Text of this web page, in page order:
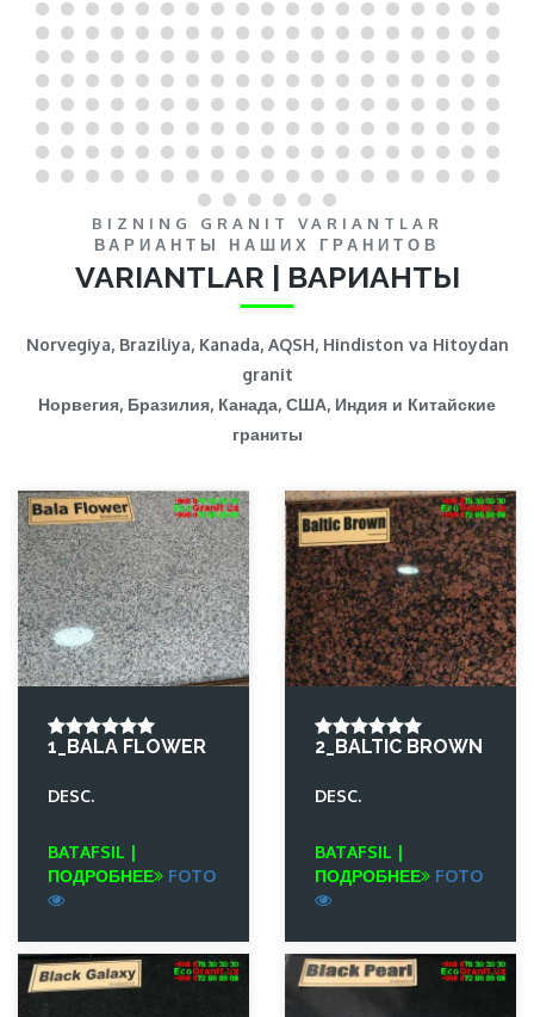
BIZNING GRANIT VARIANTLAR
ВАРИАНТЫ НАШИХ ГРАНИТОВ
VARIANTLAR | ВАРИАНТЫ
Norvegiya, Braziliya, Kanada, AQSH, Hindiston va Hitoydan
granit
Норвегия, Бразилия, Канада, США, Индия и Китайские
граниты
1_BALA FLOWER
DESC.
BATAFSIL |
ПОДРОБНЕЕ
FOTO
2_BALTIC BROWN
DESC.
BATAFSIL |
ПОДРОБНЕЕ
FOTO